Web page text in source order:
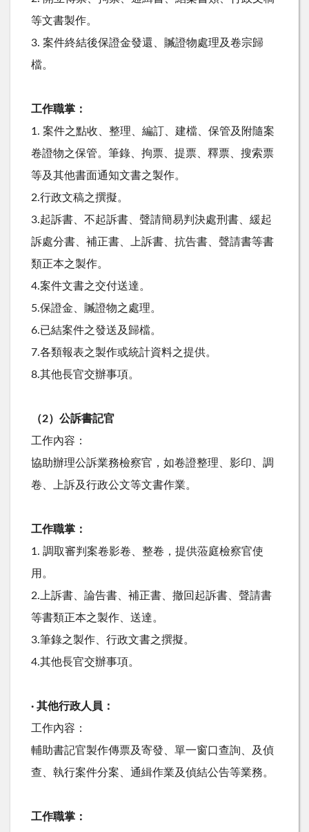
等文書製作。
3. 案件終結後保證金發還、贓證物處理及卷宗歸
檔。
工作職掌：
1. 案件之點收、整理、編訂、建檔、保管及附隨案
卷證物之保管。筆錄、拘票、提票、釋票、搜索票
等及其他書面通知文書之製作。
2.行政文稿之撰擬。
3.起訴書、不起訴書、聲請簡易判決處刑書、緩起
訴處分書、補正書、上訴書、抗告書、聲請書等書
類正本之製作。
4.案件文書之交付送達。
5.保證金、贓證物之處理。
6.已結案件之發送及歸檔。
7.各類報表之製作或統計資料之提供。
8.其他長官交辦事項。
（2）公訴書記官
工作內容：
協助辦理公訴業務檢察官，如卷證整理、影印、調
卷、上訴及行政公文等文書作業。
工作職掌：
1. 調取審判案卷影卷、整卷，提供蒞庭檢察官使
用。
2.上訴書、論告書、補正書、撤回起訴書、聲請書
等書類正本之製作、送達。
3.筆錄之製作、行政文書之撰擬。
4.其他長官交辦事項。
· 其他行政人員：
工作內容：
輔助書記官製作傳票及寄發、單一窗口查詢、及偵
查、執行案件分案、通緝作業及偵結公告等業務。
工作職掌：